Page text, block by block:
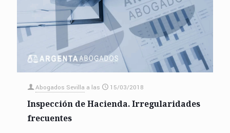
Abogados Sevilla a las 15/03/2018
Inspección de Hacienda. Irregularidades
frecuentes